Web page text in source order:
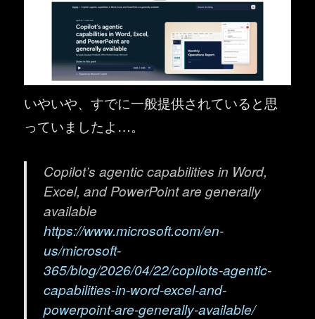
いやいや、すでに一般提供されていると思
っていましたよ…。
Copilot’s agentic capabilities in Word,
Excel, and PowerPoint are generally
available
https://www.microsoft.com/en-
us/microsoft-
365/blog/2026/04/22/copilots-agentic-
capabilities-in-word-excel-and-
powerpoint-are-generally-available/